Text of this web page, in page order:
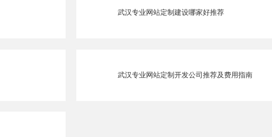
武汉专业网站定制建设哪家好推荐
武汉专业网站定制开发公司推荐及费用指南